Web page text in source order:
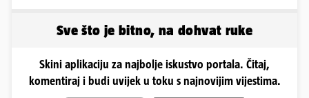
Sve što je bitno, na dohvat ruke
Skini aplikaciju za najbolje iskustvo portala. Čitaj,
komentiraj i budi uvijek u toku s najnovijim vijestima.